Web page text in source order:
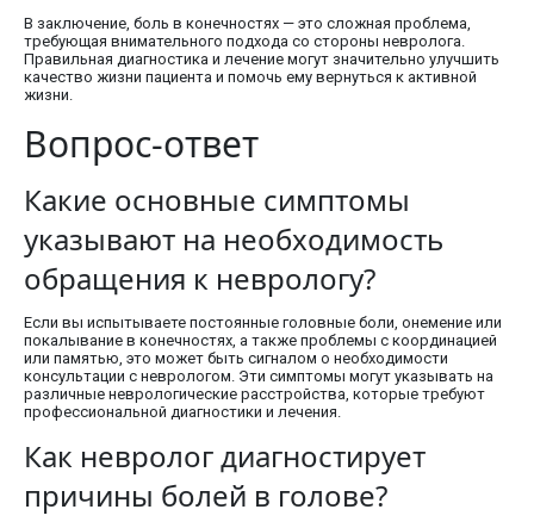
В заключение, боль в конечностях — это сложная проблема,
требующая внимательного подхода со стороны невролога.
Правильная диагностика и лечение могут значительно улучшить
качество жизни пациента и помочь ему вернуться к активной
жизни.
Вопрос-ответ
Какие основные симптомы
указывают на необходимость
обращения к неврологу?
Если вы испытываете постоянные головные боли, онемение или
покалывание в конечностях, а также проблемы с координацией
или памятью, это может быть сигналом о необходимости
консультации с неврологом. Эти симптомы могут указывать на
различные неврологические расстройства, которые требуют
профессиональной диагностики и лечения.
Как невролог диагностирует
причины болей в голове?